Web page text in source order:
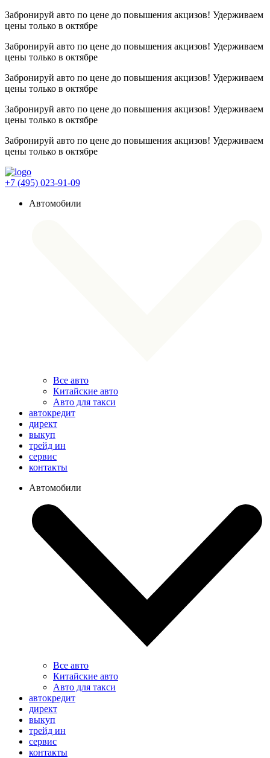
Забронируй авто по цене до повышения акцизов! Удерживаем
цены только в октябре
Забронируй авто по цене до повышения акцизов! Удерживаем
цены только в октябре
Забронируй авто по цене до повышения акцизов! Удерживаем
цены только в октябре
Забронируй авто по цене до повышения акцизов! Удерживаем
цены только в октябре
Забронируй авто по цене до повышения акцизов! Удерживаем
цены только в октябре
+7 (495) 023-91-09
Автомобили
Все авто
Китайские авто
Авто для такси
автокредит
директ
выкуп
трейд ин
сервис
контакты
Автомобили
Все авто
Китайские авто
Авто для такси
автокредит
директ
выкуп
трейд ин
сервис
контакты